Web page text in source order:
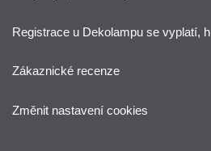
Registrace u Dekolampu se vyplatí,
Zákaznické recenze
Změnit nastavení cookies